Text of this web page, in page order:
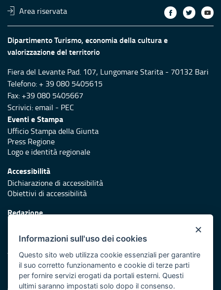
Area riservata
Dipartimento Turismo, economia della cultura e
valorizzazione del territorio
Fiera del Levante Pad. 107, Lungomare Starita - 70132 Bari
Telefono: + 39 080 5405615
Fax: +39 080 5405667
Scrivici:email - PEC
Eventi e Stampa
Ufficio Stampa della Giunta
Press Regione
Logo e identità regionale
Accessibilità
Dichiarazione di accessibilità
Obiettivi di accessibilità
Redazione
Protezione civile
Vai al sito di Protezione Civile Puglia
Iniziativa finanziata con risorse del POR Puglia 2014/2020 -
Asse XI
×
Informazioni sull'uso dei cookies
Questo sito web utilizza cookie essenziali per garantire
il suo corretto funzionamento e cookie di terze parti
per fornire servizi erogati da portali esterni. Questi
ultimi saranno impostati solo dopo il consenso.